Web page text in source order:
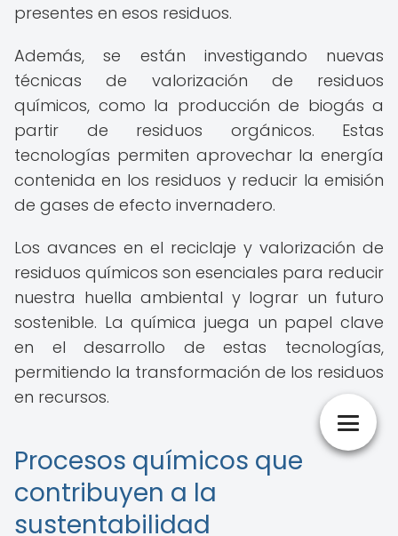
presentes en esos residuos.
Además, se están investigando nuevas
técnicas de valorización de residuos
químicos, como la producción de biogás a
partir de residuos orgánicos. Estas
tecnologías permiten aprovechar la energía
contenida en los residuos y reducir la emisión
de gases de efecto invernadero.
Los avances en el reciclaje y valorización de
residuos químicos son esenciales para reducir
nuestra huella ambiental y lograr un futuro
sostenible. La química juega un papel clave
en el desarrollo de estas tecnologías,
permitiendo la transformación de los residuos
en recursos.
Procesos químicos que
contribuyen a la
sustentabilidad